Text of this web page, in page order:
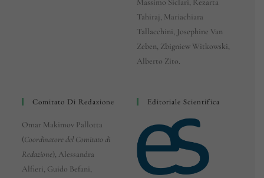
Massimo Siclari, Rezarta
Tahiraj, Mariachiara
Tallacchini, Josephine Van
Zeben, Zbigniew Witkowski,
Alberto Zito.
Comitato Di Redazione
Omar Makimov Pallotta
(Coordinatore del Comitato di
Redazione), Alessandra
Alfieri, Guido Befani,
Editoriale Scientifica